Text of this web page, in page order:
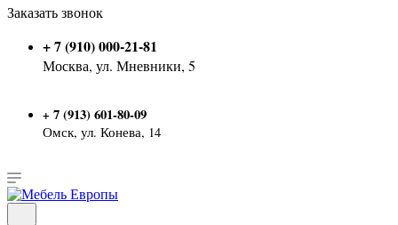
Заказать звонок
+ 7 (910) 000-21-81
Москва, ул. Мневники, 5
+ 7 (913) 601-80-09
Омск, ул. Конева, 14